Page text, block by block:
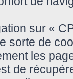
sur «
sorte de
les
de